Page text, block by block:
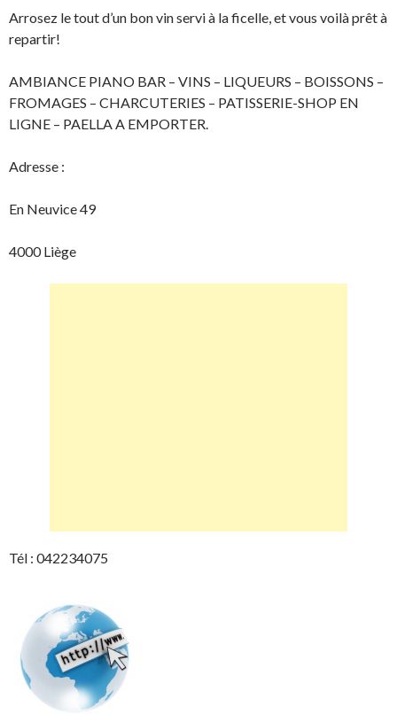
Arrosez le tout d’un bon vin servi à la ficelle, et vous voilà prêt à
repartir!
AMBIANCE PIANO BAR – VINS – LIQUEURS – BOISSONS –
FROMAGES – CHARCUTERIES – PATISSERIE-SHOP EN
LIGNE – PAELLA A EMPORTER.
Adresse :
En Neuvice 49
4000 Liège
Tél : 042234075